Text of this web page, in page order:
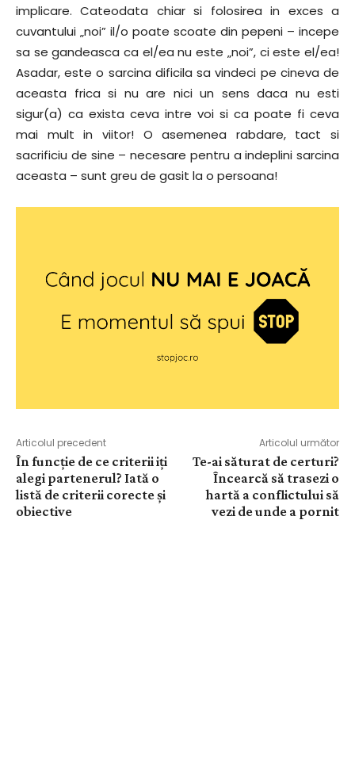
implicare. Cateodata chiar si folosirea in exces a
cuvantului „noi” il/o poate scoate din pepeni – incepe
sa se gandeasca ca el/ea nu este „noi”, ci este el/ea!
Asadar, este o sarcina dificila sa vindeci pe cineva de
aceasta frica si nu are nici un sens daca nu esti
sigur(a) ca exista ceva intre voi si ca poate fi ceva
mai mult in viitor! O asemenea rabdare, tact si
sacrificiu de sine – necesare pentru a indeplini sarcina
aceasta – sunt greu de gasit la o persoana!
Articolul precedent
În funcție de ce criterii iți
alegi partenerul? Iată o
listă de criterii corecte și
obiective
Articolul următor
Te-ai săturat de certuri?
Încearcă să trasezi o
hartă a conflictului să
vezi de unde a pornit